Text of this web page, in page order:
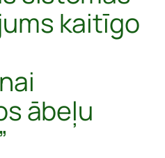
kaitīgo
ābeļu